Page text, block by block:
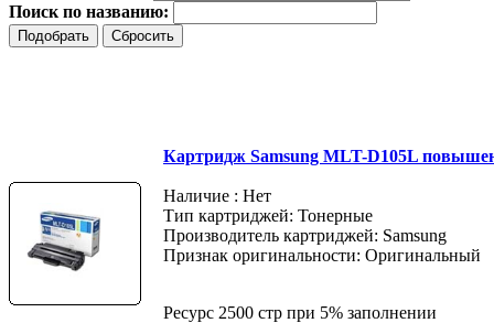
Поиск по названию:
Картридж Samsung MLT-D105L
Наличие : Нет
Тип картриджей: Тонерные
Производитель картриджей: Samsung
Признак оригинальности: Оригинальный
Ресурс 2500 стр при 5% заполнении